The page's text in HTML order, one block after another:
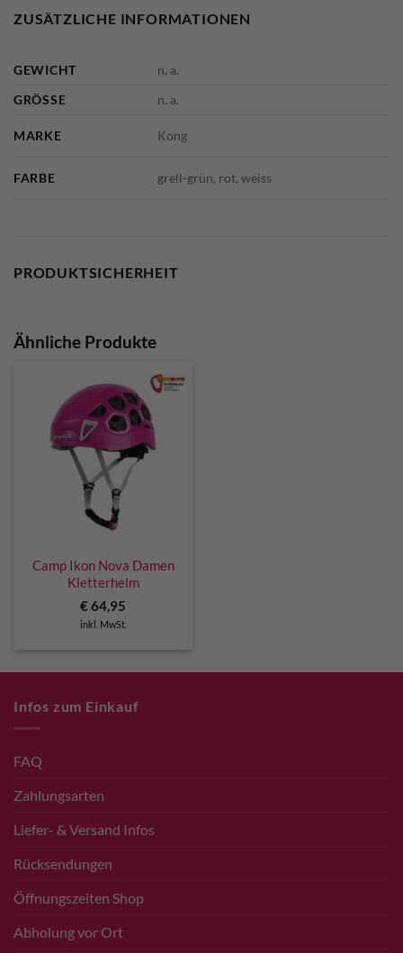
ZUSÄTZLICHE INFORMATIONEN
GEWICHT
n. a.
GRÖSSE
n. a.
MARKE Kong
FARBE grell-grün, rot, weiss
PRODUKTSICHERHEIT
Ähnliche Produkte
Camp Ikon Nova Damen
Kletterhelm
€64,95
inkl. MwSt.
Infos zum Einkauf
FAQ
Zahlungsarten
Liefer- & Versand Infos
Rücksendungen
Öffnungszeiten Shop
Abholung vor Ort